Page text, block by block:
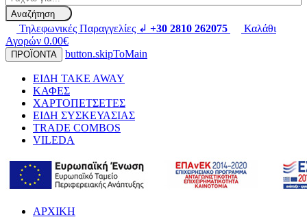
Αναζήτηση
Τηλεφωνικές Παραγγελίες ↲ +30 2810 262075
Καλάθι
Αγορών 0.00€
ΠΡΟΪΟΝΤΑ button.skipToMain
ΕΙΔΗ TAKE AWAY
ΚΑΦΕΣ
ΧΑΡΤΟΠΕΤΣΕΤΕΣ
ΕΙΔΗ ΣΥΣΚΕΥΑΣΙΑΣ
TRADE COMBOS
VILEDA
ΑΡΧΙΚΗ